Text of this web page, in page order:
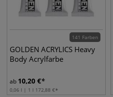
141 Farben
GOLDEN ACRYLICS Heavy
Body Acrylfarbe
ab 10,20 €
0,06 l | 1 l 172,88 €